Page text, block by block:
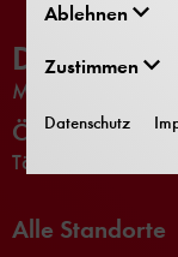
Deutsches
MODERNISIERUNG
Öffnungszeiten
Täglich 9-17 Uhr
Alle Standorte
Ablehnen
Zustimmen
Datenschutz